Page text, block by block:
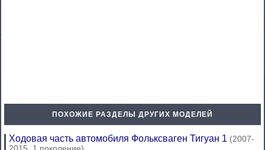
ПОХОЖИЕ РАЗДЕЛЫ ДРУГИХ МОДЕЛЕЙ
Ходовая часть автомобиля Фольксваген Тигуан 1 (2007-